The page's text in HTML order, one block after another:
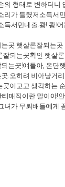
의 형태로 변하더
리가 들렸저소득서
득서민대출.쾅! 쾅!
곳 햇살론잘되는
잘되는곳확인 햇살
는곳!얘들아, 온단
.오히려 비아냥거
이고고 생각하는
매직이란 말이야!
녀가 무뢰배들에게